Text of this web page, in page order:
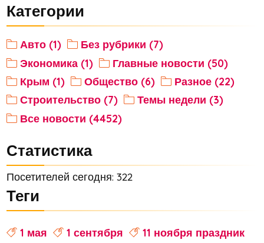
Категории
Авто (1)
Без рубрики (7)
Экономика (1)
Главные новости (50)
Крым (1)
Общество (6)
Разное (22)
Строительство (7)
Темы недели (3)
Все новости (4452)
Статистика
Посетителей сегодня: 322
Теги
1 мая 1 сентября 11 ноября праздник